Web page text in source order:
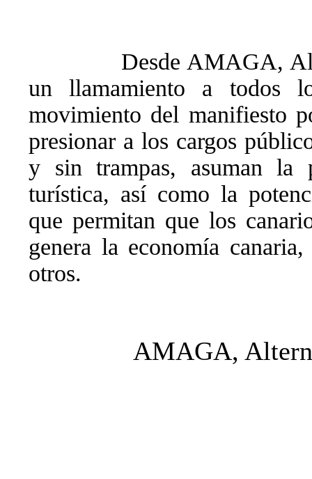
Desde AMAGA,
un llamamiento a todos
movimiento del manifiesto
presionar a los cargos
y sin trampas, asuman la
turística, así como la
que permitan que los
genera la economía
otros.
AMAGA,